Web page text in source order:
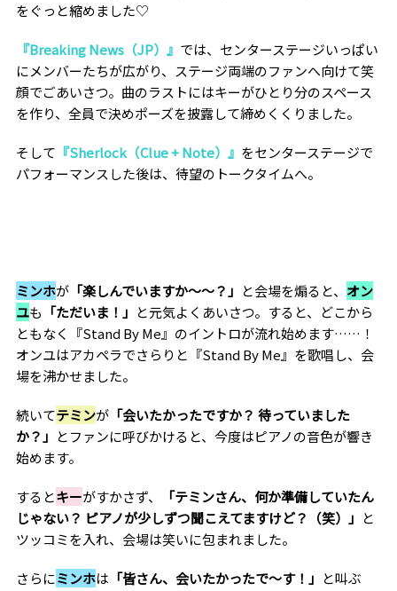
をぐっと縮めました♡
『Breaking News（JP）』 では、センターステージいっぱい
にメンバーたちが広がり、ステージ両端のファンへ向けて笑
顔でごあいさつ。曲のラストにはキーがひとり分のスペース
を作り、全員で決めポーズを披露して締めくくりました。
そして 『Sherlock（Clue + Note）』 をセンターステージで
パフォーマンスした後は、待望のトークタイムへ。
ミンホが「楽しんでいますか〜〜？」 と会場を煽ると、 オン
ユも 「ただいま！」 と元気よくあいさつ。すると、どこから
ともなく『Stand By Me』のイントロが流れ始めます……！
オンユはアカペラでさらりと『Stand By Me』を歌唱し、会
場を沸かせました。
続いてテミンが「会いたかったですか？ 待っていました
か？」 とファンに呼びかけると、今度はピアノの音色が響き
始めます。
するとキーがすかさず、
「テミンさん、何か準備していたん
じゃない？ ピアノが少しずつ聞こえてますけど？（笑）」 と
ツッコミを入れ、会場は笑いに包まれました。
さらにミンホは 「皆さん、会いたかったで〜す！」 と叫ぶ